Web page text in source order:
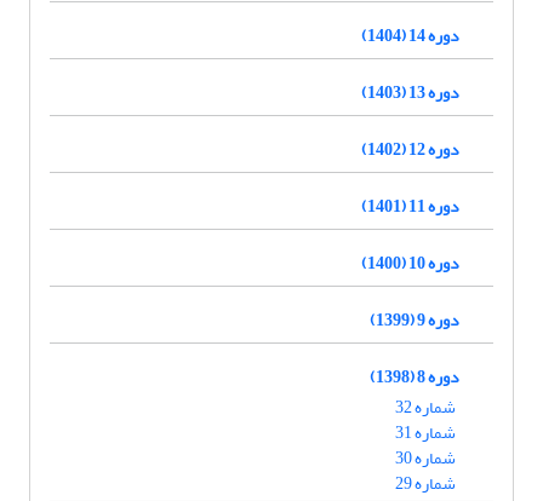
دوره 14 (1404)
دوره 13 (1403)
دوره 12 (1402)
دوره 11 (1401)
دوره 10 (1400)
دوره 9 (1399)
دوره 8 (1398)
شماره 32
شماره 31
شماره 30
شماره 29